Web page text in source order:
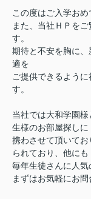
この度はご入学おめ
また、当社ＨＰを
す。
期待と不安を胸に
適を
ご提供できるよう
す。
当社では大和学園
生様のお部屋探しに
携わさせて頂いて
られており、他にも
毎年生徒さんに人
まずはお気軽にお問